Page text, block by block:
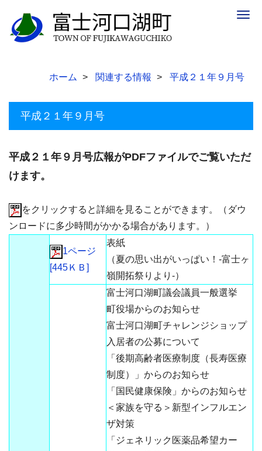
ホーム 関連する情報 平成２１年９月号
平成２１年９月号
平成２１年９月号広報がPDFファイルでご覧いただ
けます。
をクリックすると詳細を見ることができます。（ダウ
ンロードに多少時間がかかる場合があります。）
1ページ
[445ＫＢ]
表紙
（夏の思い出がいっぱい！-富士ヶ
嶺開拓祭りより-）
富士河口湖町議会議員一般選挙
町役場からのお知らせ
富士河口湖町チャレンジショップ
入居者の公募について
「後期高齢者医療制度（長寿医療
制度）」からのお知らせ
「国民健康保険」からのお知らせ
＜家族を守る＞新型インフルエン
ザ対策
「ジェネリック医薬品希望カー